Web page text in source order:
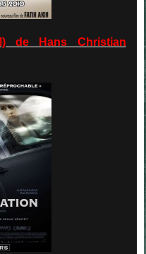
de Hans Christian